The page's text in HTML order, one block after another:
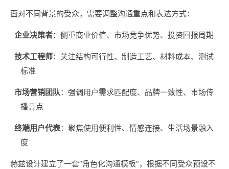
面对不同背景的受众，需要调整沟通重点和表达方式：
企业决策者：侧重商业价值、市场竞争优势、投资回报周期
技术工程师：关注结构可行性、制造工艺、材料成本、测试
标准
市场营销团队：强调用户需求匹配度、品牌一致性、市场传
播亮点
终端用户代表：聚焦使用便利性、情感连接、生活场景融入
度
赫兹设计建立了一套“角色化沟通模板”，根据不同受众预设不